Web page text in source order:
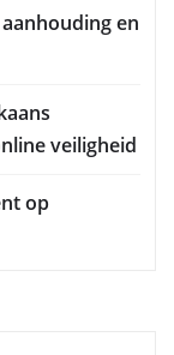
en
veiligheid
op